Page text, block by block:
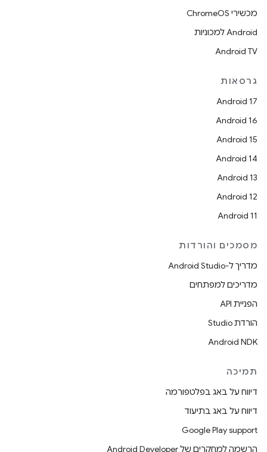
מכשירי ChromeOS
Android למכוניות
Android TV
גרסאות
Android 17
Android 16
Android 15
Android 14
Android 13
Android 12
Android 11
מסמכים והורדות
מדריך ל-Android Studio
מדריכים למפתחים
הפניית API
הורדת Studio
Android NDK
תמיכה
דיווח על באג בפלטפורמה
דיווח על באג בתיעוד
Google Play support
הרשמה למחקרים של Android Developer